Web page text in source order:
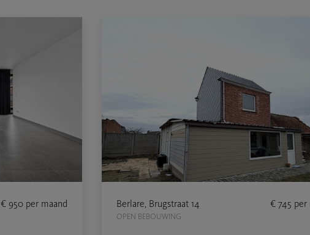
€ 950 per maand Berlare, Brugstraat 14
OPEN BEBOUWING
€ 745 per